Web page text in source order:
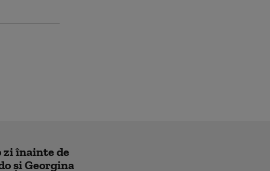
zi înainte de
și Georgina